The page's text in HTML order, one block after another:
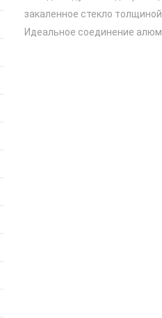
закаленное стекло
Идеальное соединение